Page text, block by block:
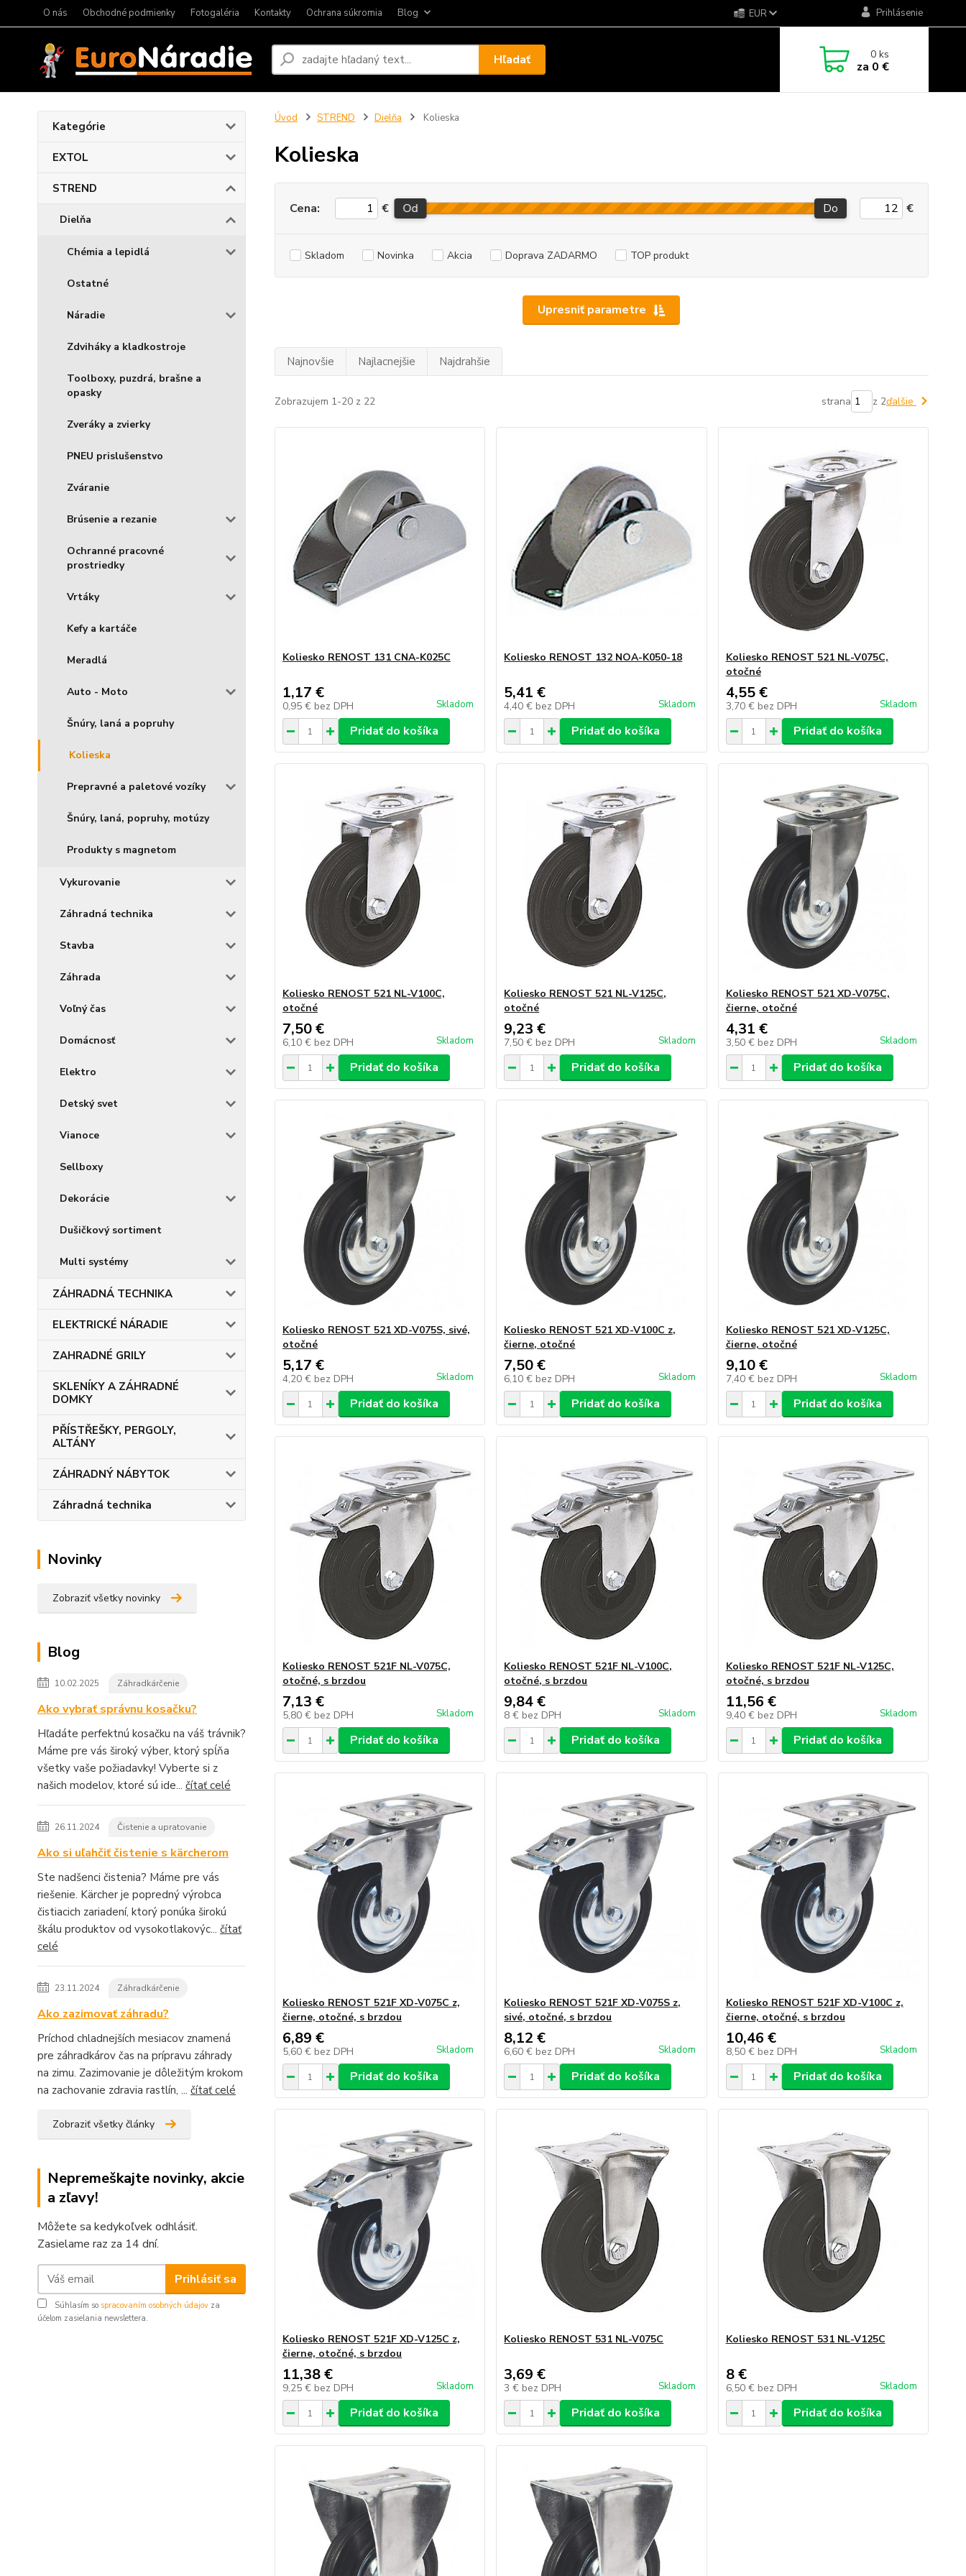
O nás Obchodné podmienky Fotogaléria Kontakty Ochrana súkromia Blog EUR Prihlásenie
Hľadať 0ks
za 0 €
Kategórie
EXTOL
STREND
Dielňa
Chémia a lepidlá
Ostatné
Náradie
Zdviháky a kladkostroje
Toolboxy, puzdrá, brašne a
opasky
Zveráky a zvierky
PNEU prislušenstvo
Zváranie
Brúsenie a rezanie
Ochranné pracovné
prostriedky
Vrtáky
Kefy a kartáče
Meradlá
Auto - Moto
Šnúry, laná a popruhy
Kolieska
Prepravné a paletové vozíky
Šnúry, laná, popruhy, motúzy
Produkty s magnetom
Vykurovanie
Záhradná technika
Stavba
Záhrada
Voľný čas
Domácnosť
Elektro
Detský svet
Vianoce
Sellboxy
Dekorácie
Dušičkový sortiment
Multi systémy
ZÁHRADNÁ TECHNIKA
ELEKTRICKÉ NÁRADIE
ZAHRADNÉ GRILY
SKLENÍKY A ZÁHRADNÉ
DOMKY
PŘÍSTŘEŠKY, PERGOLY,
ALTÁNY
ZÁHRADNÝ NÁBYTOK
Záhradná technika
Novinky
Zobraziť všetky novinky
Blog
10.02.2025 Záhradkárčenie
Ako vybrať správnu kosačku?
Hľadáte perfektnú kosačku na váš trávnik?
Máme pre vás široký výber, ktorý spĺňa
všetky vaše požiadavky! Vyberte si z
našich modelov, ktoré sú ide... čítať celé
26.11.2024 Čistenie a upratovanie
Ako si uľahčiť čistenie s kärcherom
Ste nadšenci čistenia? Máme pre vás
riešenie. Kärcher je popredný výrobca
čistiacich zariadení, ktorý ponúka širokú
škálu produktov od vysokotlakovýc... čítať
celé
23.11.2024 Záhradkárčenie
Ako zazimovať záhradu?
Príchod chladnejších mesiacov znamená
pre záhradkárov čas na prípravu záhrady
na zimu. Zazimovanie je dôležitým krokom
na zachovanie zdravia rastlín, ... čítať celé
Zobraziť všetky články
Nepremeškajte novinky, akcie
a zľavy!
Môžete sa kedykoľvek odhlásiť.
Zasielame raz za 14 dní.
Prihlásiť sa
Súhlasím so spracovaním osobných údajov za
účelom zasielania newslettera.
Úvod STREND Dielňa Kolieska
Kolieska
Upresniť parametre
Cena: € Od Do €
Skladom Novinka Akcia Doprava ZADARMO TOP produkt
Najnovšie Najlacnejšie Najdrahšie
Zobrazujem 1-20 z 22 strana z 2ďalšie
Koliesko RENOST 131 CNA-K025C
1,17 €
0,95 € bez DPH Skladom
Pridať do košíka
Koliesko RENOST 132 NOA-K050-18
5,41 €
4,40 € bez DPH Skladom
Pridať do košíka
Koliesko RENOST 521 NL-V075C,
otočné
4,55 €
3,70 € bez DPH Skladom
Pridať do košíka
Koliesko RENOST 521 NL-V100C,
otočné
7,50 €
6,10 € bez DPH Skladom
Pridať do košíka
Koliesko RENOST 521 NL-V125C,
otočné
9,23 €
7,50 € bez DPH Skladom
Pridať do košíka
Koliesko RENOST 521 XD-V075C,
čierne, otočné
4,31 €
3,50 € bez DPH Skladom
Pridať do košíka
Koliesko RENOST 521 XD-V075S, sivé,
otočné
5,17 €
4,20 € bez DPH Skladom
Pridať do košíka
Koliesko RENOST 521 XD-V100C z,
čierne, otočné
7,50 €
6,10 € bez DPH Skladom
Pridať do košíka
Koliesko RENOST 521 XD-V125C,
čierne, otočné
9,10 €
7,40 € bez DPH Skladom
Pridať do košíka
Koliesko RENOST 521F NL-V075C,
otočné, s brzdou
7,13 €
5,80 € bez DPH Skladom
Pridať do košíka
Koliesko RENOST 521F NL-V100C,
otočné, s brzdou
9,84 €
8 € bez DPH Skladom
Pridať do košíka
Koliesko RENOST 521F NL-V125C,
otočné, s brzdou
11,56 €
9,40 € bez DPH Skladom
Pridať do košíka
Koliesko RENOST 521F XD-V075C z,
čierne, otočné, s brzdou
6,89 €
5,60 € bez DPH Skladom
Pridať do košíka
Koliesko RENOST 521F XD-V075S z,
sivé, otočné, s brzdou
8,12 €
6,60 € bez DPH Skladom
Pridať do košíka
Koliesko RENOST 521F XD-V100C z,
čierne, otočné, s brzdou
10,46 €
8,50 € bez DPH Skladom
Pridať do košíka
Koliesko RENOST 521F XD-V125C z,
čierne, otočné, s brzdou
11,38 €
9,25 € bez DPH Skladom
Pridať do košíka
Koliesko RENOST 531 NL-V075C
3,69 €
3 € bez DPH Skladom
Pridať do košíka
Koliesko RENOST 531 NL-V125C
8 €
6,50 € bez DPH Skladom
Pridať do košíka